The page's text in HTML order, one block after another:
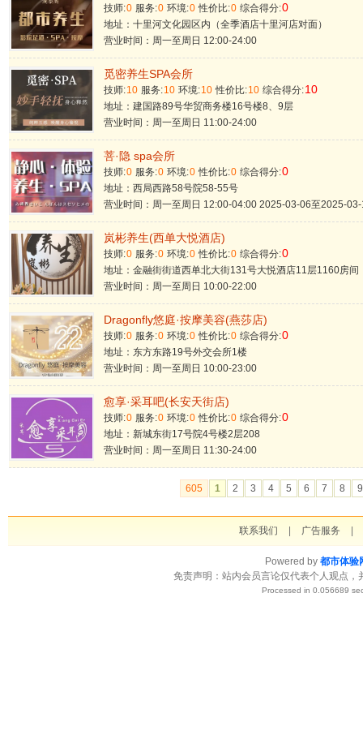
技师:0 服务:0 环境:0 性价比:0 综合得分:0
地址：十里河文化园区内（全季酒店十里河店对面）
营业时间：周一至周日 12:00-24:00
觅密养生SPA会所
技师:10 服务:10 环境:10 性价比:10 综合得分:10
地址：建国路89号华贸商务楼16号楼8、9层
营业时间：周一至周日 11:00-24:00
菩·隐 spa会所
技师:0 服务:0 环境:0 性价比:0 综合得分:0
地址：西局西路58号院58-55号
营业时间：周一至周日 12:00-04:00 2025-03-06至2025-
岚彬养生(西单大悦酒店)
技师:0 服务:0 环境:0 性价比:0 综合得分:0
地址：金融街街道西单北大街131号大悦酒店11层1160房间
营业时间：周一至周日 10:00-22:00
Dragonfly悠庭·按摩美容(燕莎店)
技师:0 服务:0 环境:0 性价比:0 综合得分:0
地址：东方东路19号外交会所1楼
营业时间：周一至周日 10:00-23:00
愈享·采耳吧(长安天街店)
技师:0 服务:0 环境:0 性价比:0 综合得分:0
地址：新城东街17号院4号楼2层208
营业时间：周一至周日 11:30-24:00
605 1 2 3 4 5 6 7 8 9
联系我们 广告服务
Powered by 都市体验
免责声明：站内会员言论仅代表个人观点
Processed in 0.056689